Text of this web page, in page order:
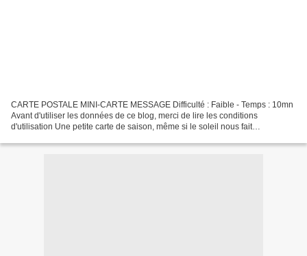
CARTE POSTALE MINI-CARTE MESSAGE Difficulté : Faible - Temps : 10mn
Avant d'utiliser les données de ce blog, merci de lire les conditions
d'utilisation Une petite carte de saison, même si le soleil nous fait